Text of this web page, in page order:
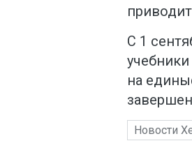
С 1
на
Новости